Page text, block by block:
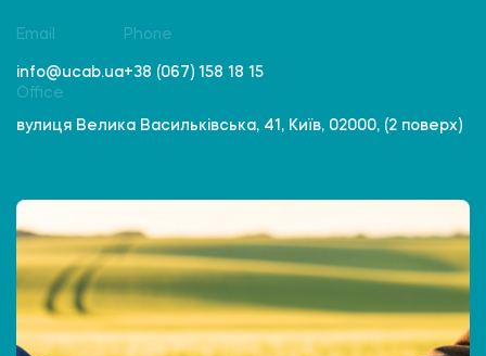
Email
info@ucab.ua
Phone
+38 (067) 158 18 15
Office
вулиця Велика Васильківська, 41, Київ, 02000, (2 поверх)